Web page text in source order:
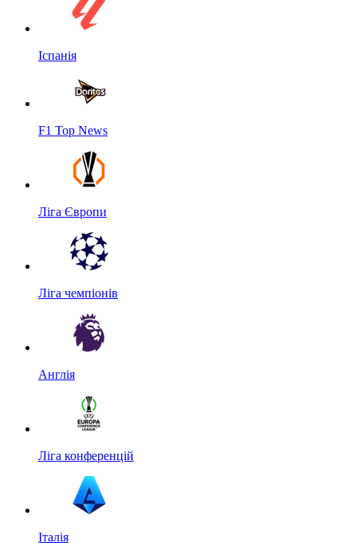
Іспанія
F1 Top News
Ліга Європи
Ліга чемпіонів
Англія
Ліга конференцій
Італія